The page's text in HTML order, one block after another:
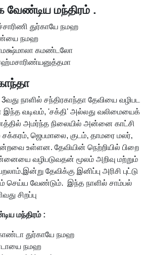
வேண்டிய மந்திரம் .
துர்காயே நமஹ
நமஹ
கமண்டலோ
நாளில் சந்திரகாந்தா தேவியை வழிபட
இந்த வடிவம், 'சக்தி' அல்லது வலிமையைக்
அமர்ந்த நிலையில் அன்னை காட்சி
சக்கரம், ஜெபமாலை, குடம், தாமரை மலர்,
உள்ளன. தேவியின் நெற்றியில் பிறை
வழிபடுவதன் மூலம் அறிவு மற்றும்
தேவிக்கு இனிப்பு அரிசி புட்டு
செய்ய வேண்டும். இந்த நாளில் சாம்பல்
சிறப்பு
மந்திரம் :
துர்காயே நமஹ
நமஹ